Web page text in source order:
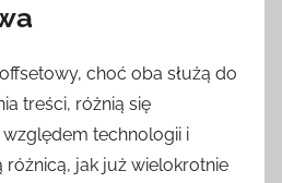
choć oba służą do
treści, różnią się
technologii i
różnicą, jak już wielokrotnie